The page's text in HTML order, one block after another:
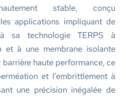
stable, conçu
applications impliquant de
à sa technologie TERPS à
et à une membrane isolante
barrière haute performance, ce
et l’embrittlement à
une précision inégalée de